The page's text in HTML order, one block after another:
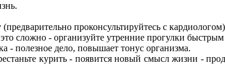
проконсультируйтесь с
сложно - организуйте утренние прогулки
- полезное дело, повышает тонус организма.
курить - появится новый смысл жизни -